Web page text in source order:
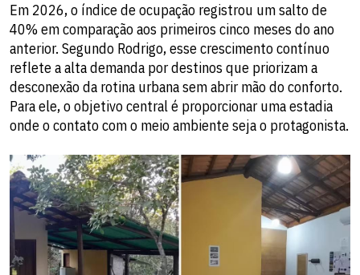
Em 2026, o índice de ocupação registrou um salto de
40% em comparação aos primeiros cinco meses do ano
anterior. Segundo Rodrigo, esse crescimento contínuo
reflete a alta demanda por destinos que priorizam a
desconexão da rotina urbana sem abrir mão do conforto.
Para ele, o objetivo central é proporcionar uma estadia
onde o contato com o meio ambiente seja o protagonista.